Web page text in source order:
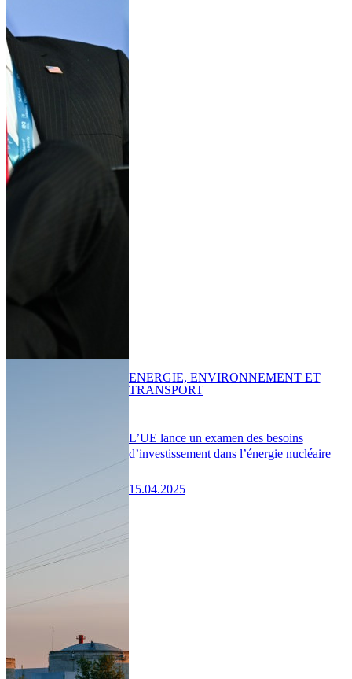
L’UE lance un examen des besoins
d’investissement dans l’énergie nucléaire
15.04.2025
ENERGIE, ENVIRONNEMENT ET
TRANSPORT